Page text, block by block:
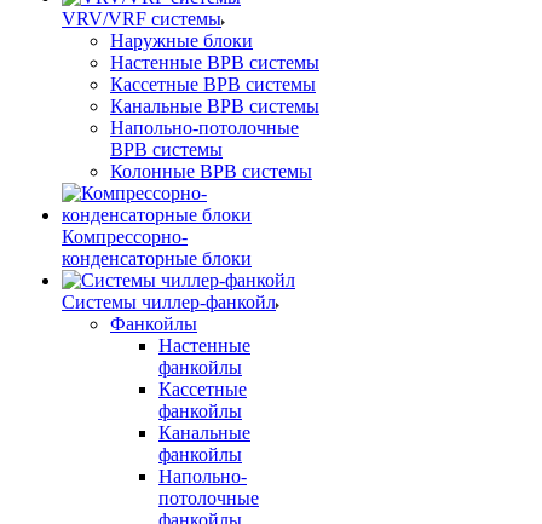
VRV/VRF системы
Наружные блоки
Настенные ВРВ системы
Кассетные ВРВ системы
Канальные ВРВ системы
Напольно-потолочные
ВРВ системы
Колонные ВРВ системы
Компрессорно-
конденсаторные блоки
Системы чиллер-фанкойл
Фанкойлы
Настенные
фанкойлы
Кассетные
фанкойлы
Канальные
фанкойлы
Напольно-
потолочные
фанкойлы